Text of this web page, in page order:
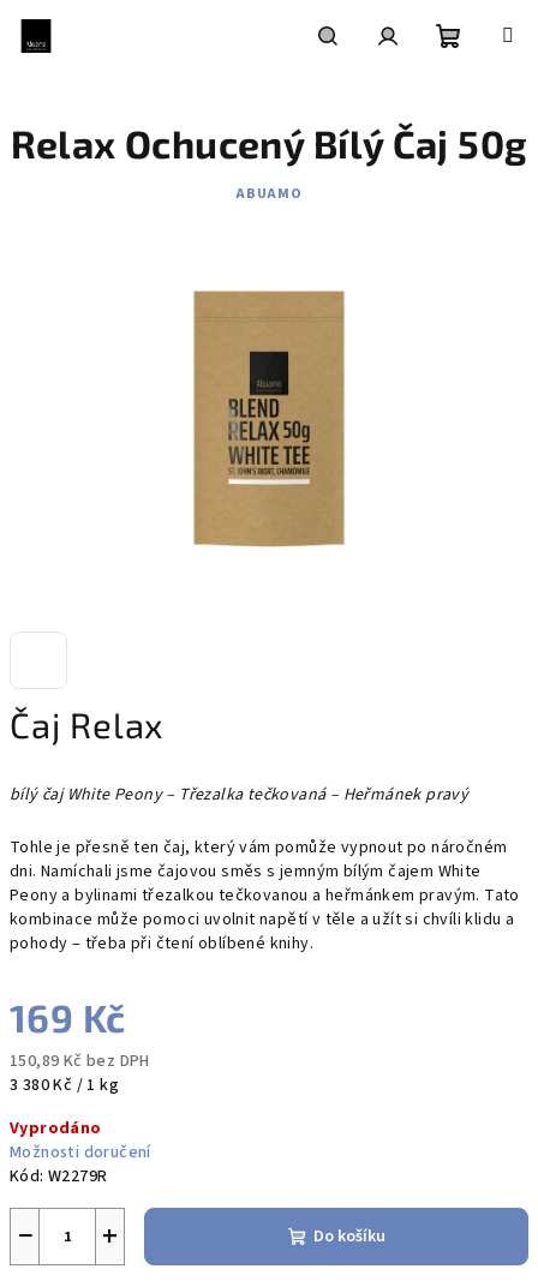
obsah
košík
Čaj Relax
bílý čaj White Peony – Třezalka tečkovaná – Heřmánek pravý
Tohle je přesně ten čaj, který vám pomůže vypnout po náročném
dni. Namíchali jsme čajovou směs s jemným bílým čajem White
Peony a bylinami třezalkou tečkovanou a heřmánkem pravým. Tato
kombinace může pomoci uvolnit napětí v těle a užít si chvíli klidu a
pohody – třeba při čtení oblíbené knihy.
169 Kč
150,89 Kč bez DPH
Měrná
3 380 Kč / 1 kg
Vyprodáno
Možnosti doručení
Kód: W2279R
+
− Do košíku
Relax Ochucený Bílý Čaj 50g
ABUAMO